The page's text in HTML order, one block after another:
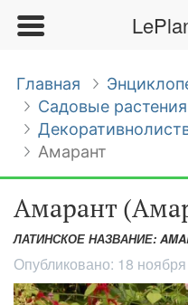
Главная
Садовые растения
Амарант
Амарант
ЛАТИНСКОЕ НАЗВАНИЕ:
Опубликовано: 18